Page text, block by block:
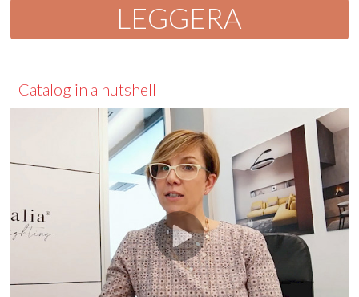
LEGGERA
Catalog in a nutshell